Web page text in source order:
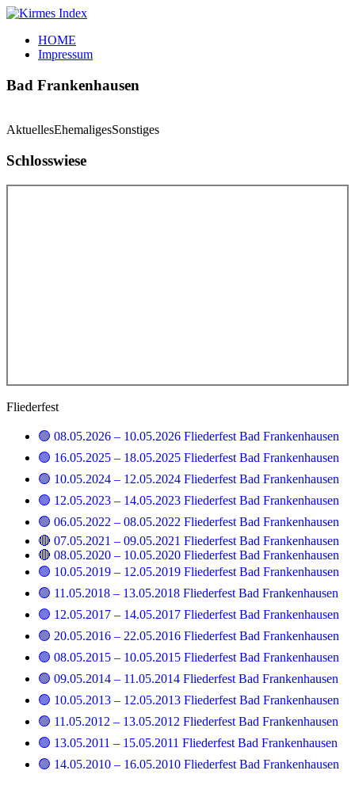
Zum
springen
Kirmes
Index
Tourpläne
der
HOME
Impressum
Bad Frankenhausen
AktuellesEhemaligesSonstiges
Schlosswiese
Fliederfest
🟢 08.05.2026 – 10.05.2026 Fliederfest Bad Frankenhausen
🟢 16.05.2025 – 18.05.2025 Fliederfest Bad Frankenhausen
🟢 10.05.2024 – 12.05.2024 Fliederfest Bad Frankenhausen
🟢 12.05.2023 – 14.05.2023 Fliederfest Bad Frankenhausen
🟢 06.05.2022 – 08.05.2022 Fliederfest Bad Frankenhausen
🔴 07.05.2021 – 09.05.2021 Fliederfest Bad Frankenhausen
🔴 08.05.2020 – 10.05.2020 Fliederfest Bad Frankenhausen
🟢 10.05.2019 – 12.05.2019 Fliederfest Bad Frankenhausen
🟢 11.05.2018 – 13.05.2018 Fliederfest Bad Frankenhausen
🟢 12.05.2017 – 14.05.2017 Fliederfest Bad Frankenhausen
🟢 20.05.2016 – 22.05.2016 Fliederfest Bad Frankenhausen
🟢 08.05.2015 – 10.05.2015 Fliederfest Bad Frankenhausen
🟢 09.05.2014 – 11.05.2014 Fliederfest Bad Frankenhausen
🟢 10.05.2013 – 12.05.2013 Fliederfest Bad Frankenhausen
🟢 11.05.2012 – 13.05.2012 Fliederfest Bad Frankenhausen
🟢 13.05.2011 – 15.05.2011 Fliederfest Bad Frankenhausen
🟢 14.05.2010 – 16.05.2010 Fliederfest Bad Frankenhausen